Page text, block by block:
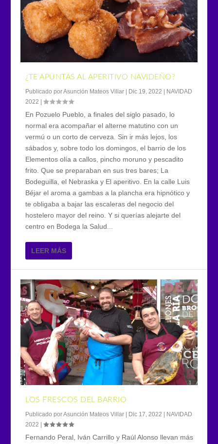
¿TE APUNTAS AL APERITIVO NAVIDEÑO?
Publicado porAsunción Mateos Villar | Dic 19, 2022 | NAVIDAD
2022 |
En Pozuelo Pueblo, a finales del siglo pasado, lo
normal era acompañar el alterne matutino con un
vermú o un corto de cerveza. Sin ir más lejos, los
sábados y, sobre todo los domingos, el barrio de los
Elementos olía a callos, pincho moruno y pescadito
frito. Que se preparaban en sus tres bares; La
Bodeguilla, el Nebraska y El aperitivo. En la calle Luis
Béjar el aroma a gambas a la plancha era hipnótico y
te obligaba a bajar las escaleras del negocio del
hostelero mayor del reino. Y si querías alejarte del
centro en Bodega la Salud...
LEER MÁS
LOS FRESCOS DEL BARRIO
Publicado porAsunción Mateos Villar Dic 17, 2022
NAVIDAD
2022
|
Fernando Peral, Iván Carrillo y Raúl Alonso llevan más